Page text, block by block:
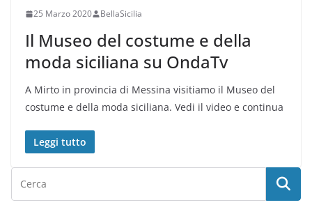
25 Marzo 2020 BellaSicilia
Il Museo del costume e della
moda siciliana su OndaTv
A Mirto in provincia di Messina visitiamo il Museo del
costume e della moda siciliana. Vedi il video e continua
Leggi tutto